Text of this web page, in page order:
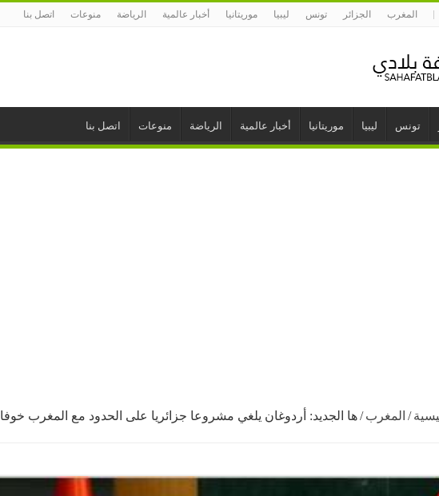
المغرب الجزائر تونس ليبيا موريتانيا أخبار عالمية الرياضة منوعات اتصل بنا
تونس ليبيا موريتانيا أخبار عالمية الرياضة منوعات اتصل بنا
/ المغرب / ها الجديد: أردوغان يلغي مشروعا جزائريا على الحدود مع المغرب خوفا